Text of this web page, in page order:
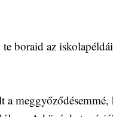
boraid az
a